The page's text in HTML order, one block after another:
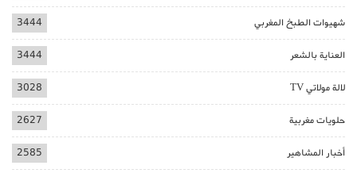
شهيوات الطبخ المغربي 3444
العناية بالشعر 3444
لالة مولاتي TV 3028
حلويات مغربية 2627
أخبار المشاهير 2585